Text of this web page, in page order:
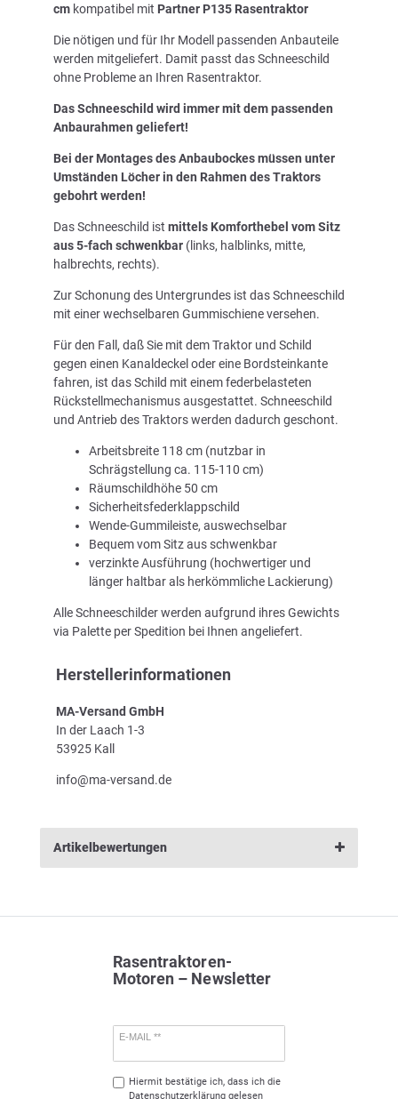
cm kompatibel mit Partner P135 Rasentraktor
Die nötigen und für Ihr Modell passenden Anbauteile
werden mitgeliefert. Damit passt das Schneeschild
ohne Probleme an Ihren Rasentraktor.
Das Schneeschild wird immer mit dem passenden
Anbaurahmen geliefert!
Bei der Montages des Anbaubockes müssen unter
Umständen Löcher in den Rahmen des Traktors
gebohrt werden!
Das Schneeschild ist mittels Komforthebel vom Sitz
aus 5-fach schwenkbar (links, halblinks, mitte,
halbrechts, rechts).
Zur Schonung des Untergrundes ist das Schneeschild
mit einer wechselbaren Gummischiene versehen.
Für den Fall, daß Sie mit dem Traktor und Schild
gegen einen Kanaldeckel oder eine Bordsteinkante
fahren, ist das Schild mit einem federbelasteten
Rückstellmechanismus ausgestattet. Schneeschild
und Antrieb des Traktors werden dadurch geschont.
Arbeitsbreite 118 cm (nutzbar in
Schrägstellung ca. 115-110 cm)
Räumschildhöhe 50 cm
Sicherheitsfederklappschild
Wende-Gummileiste, auswechselbar
Bequem vom Sitz aus schwenkbar
verzinkte Ausführung (hochwertiger und
länger haltbar als herkömmliche Lackierung)
Alle Schneeschilder werden aufgrund ihres Gewichts
via Palette per Spedition bei Ihnen angeliefert.
Herstellerinformationen
MA-Versand GmbH
In der Laach 1-3
53925 Kall
info@ma-versand.de
Artikelbewertungen
Rasentraktoren-
Motoren – Newsletter
E-MAIL **
Hiermit bestätige ich, dass ich die
Daten­schutz­erklärunggelesen